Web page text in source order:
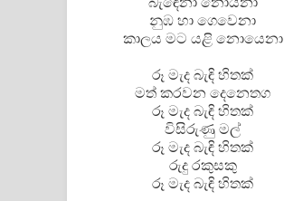
නුඹ හා ගෙවෙනා
කාලය මට යළි නොයෙනා
රූ මැද බැඳි හිතක්
මත් කරවන දෙනෙතග
රූ මැද බැඳි හිතක්
විසිරුණු මල්
රූ මැද බැඳි හිතක්
රුදු රකුසකු
රූ මැද බැඳි හිතක්